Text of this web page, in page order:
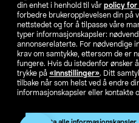
din enhet i henhold til vår policy for
forbedre brukeropplevelsen din på
nettstedet og for å tilpasse våre
typer informasjonskapsler:
annonserelaterte. For nødvendige
krav om samtykke, ettersom de er
fungere. Hvis du istedenfor ønsker
trykke på «Innstillinger». Ditt
tilbake når som helst ved å endre
informasjonskapsler eller kontakte
Produktet
SE
Endre til